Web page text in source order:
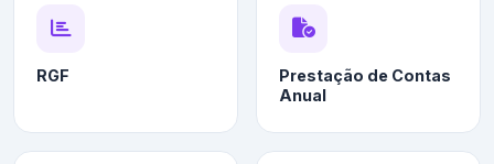
RGF
Prestação de Contas
Anual